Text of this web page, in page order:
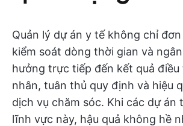
Quản lý dự án y tế không chỉ
kiểm soát dòng thời gian và
hưởng trực tiếp đến kết quả điều
nhân, tuân thủ quy định và hiệu
dịch vụ chăm sóc. Khi các dự án
lĩnh vực này, hậu quả không hề